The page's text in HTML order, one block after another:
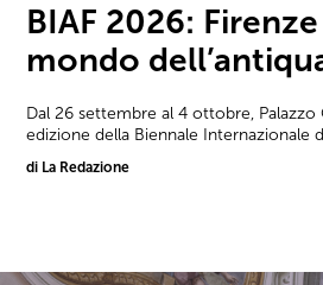
BIAF 2026:
mondo
Dal 26 settembre al 4 ottobre, Palazzo
edizione della Biennale Internazionale
di La Redazione